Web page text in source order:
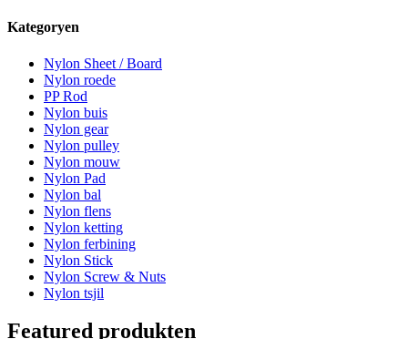
Kategoryen
Nylon Sheet / Board
Nylon roede
PP Rod
Nylon buis
Nylon gear
Nylon pulley
Nylon mouw
Nylon Pad
Nylon bal
Nylon flens
Nylon ketting
Nylon ferbining
Nylon Stick
Nylon Screw & Nuts
Nylon tsjil
Featured produkten